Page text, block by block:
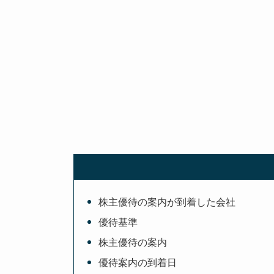
株主優待の案内が到着した会社
優待基準
株主優待の案内
優待案内の到着日